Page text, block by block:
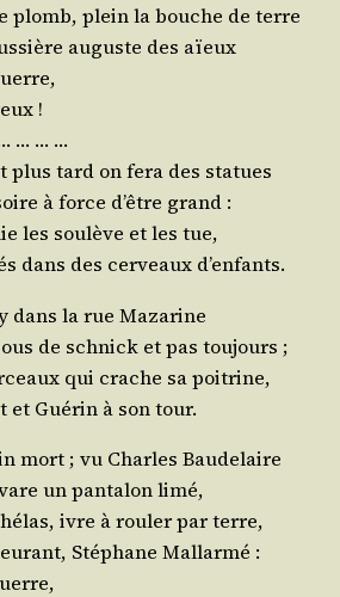
plomb, plein la bouche de terre
auguste des aïeux
!
… … …
plus tard on fera des statues
à force d’être grand :
les sou­lève et les tue,
dans des cer­veaux d’enfants.
dans la rue Mazarine
de schnick et pas toujours ;
qui crache sa poitrine,
et Gué­rin à son tour.
mort ; vu Charles Baudelaire
un pan­ta­lon limé,
ivre à rou­ler par terre,
Sté­phane Mallarmé :